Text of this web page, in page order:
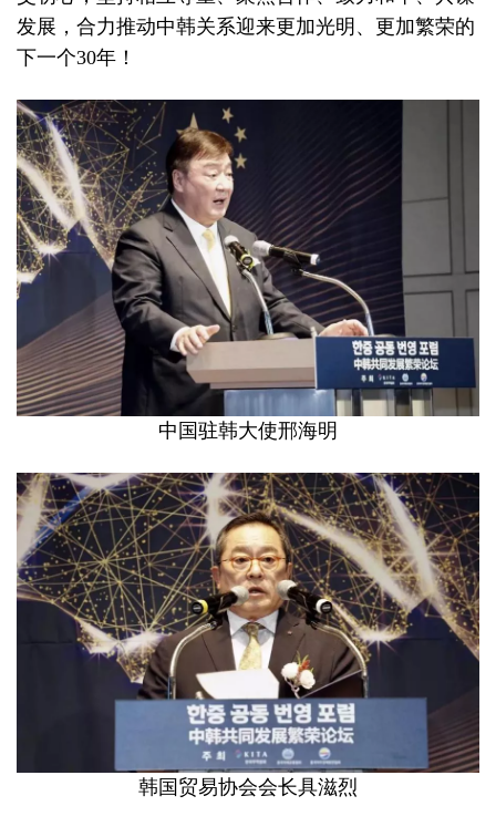
发展，合力推动中韩关系迎来更加光明、更加繁荣的
下一个30年！
中国驻韩大使邢海明
韩国贸易协会会长具滋烈